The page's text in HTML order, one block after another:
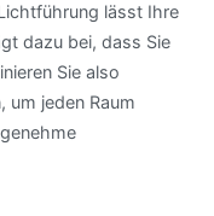
lässt Ihre
dazu bei, dass Sie
Sie also
jeden Raum